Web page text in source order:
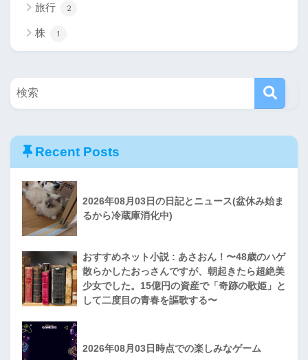
旅行 2
株 1
Recent Posts
2026年08月03日の日記とニュース(盆休み始ま
るから冷蔵庫消化中)
おすすめネット小説 : あさおん！〜48歳のハゲ
散らかしたおっさんですが、朝起きたら超絶美
少女でした。15億円の資産で「奇跡の歌姫」と
して二度目の青春を謳歌する〜
2026年08月03日時点での楽しみなゲーム